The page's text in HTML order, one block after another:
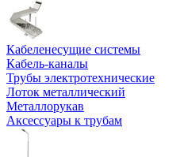
Кабеленесущие системы
Кабель-каналы
Трубы электротехнические
Лоток металлический
Металлорукав
Аксессуары к трубам